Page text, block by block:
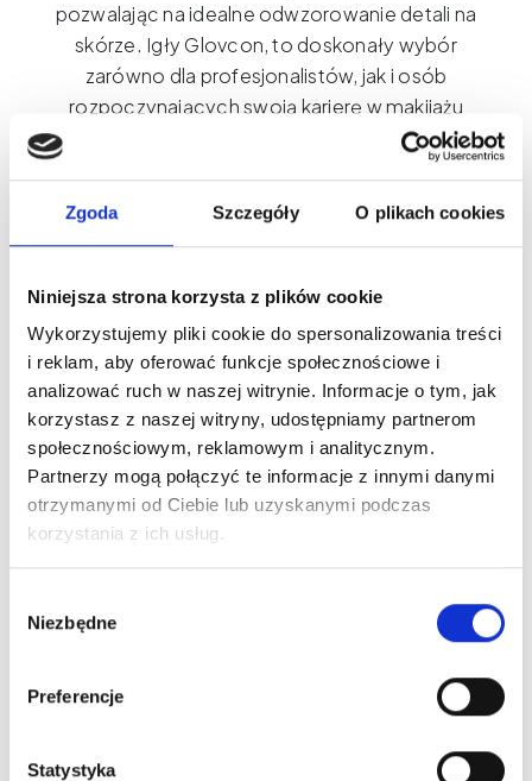
Zgoda Szczegóły O plikach cookies
Niniejsza strona korzysta z plików cookie
Wykorzystujemy pliki cookie do spersonalizowania treści
i reklam, aby oferować funkcje społecznościowe i
analizować ruch w naszej witrynie. Informacje o tym, jak
korzystasz z naszej witryny, udostępniamy partnerom
społecznościowym, reklamowym i analitycznym.
Partnerzy mogą połączyć te informacje z innymi danymi
otrzymanymi od Ciebie lub uzyskanymi podczas
korzystania z ich usług.
zgody
Niezbędne
Preferencje
Statystyka
pozwalając na idealne odwzorowanie detali na
skórze. Igły Glovcon, to doskonały wybór
zarówno dla profesjonalistów, jak i osób
rozpoczynających swoją karierę w makijażu
permanentnym. Kartridże do pigmentacji
Glovcon gwarantują stabilną i precyzyjną pracę,
jednocześnie nie obciążając Twojego budżetu.
Zaufaj Glovcon i twórz perfekcyjne efekty!
oferują wszechstronność, która doskonale
sprawdzi się zarówno przy precyzyjnych
pracach, jak i przy wypełnieniach. To narzędzia
stanie się niezastąpionym wyborem dla każdego
artysty makijażu permanentnego, niezależnie od
poziomu doświadczenia.
Nowości na naszym
blogu